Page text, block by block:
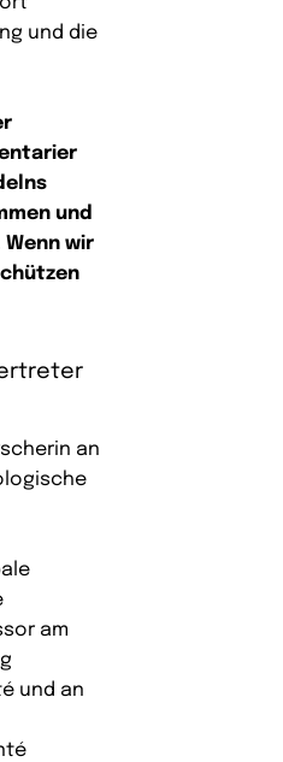
und die
und
wir
an
am
und an